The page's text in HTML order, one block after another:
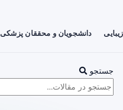
دانشجویان و محققان پزشکی
جستجو